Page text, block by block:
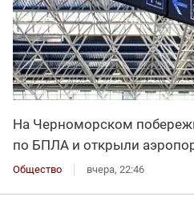
На Черноморском
по БПЛА и открыли
Общество вчера, 22:46